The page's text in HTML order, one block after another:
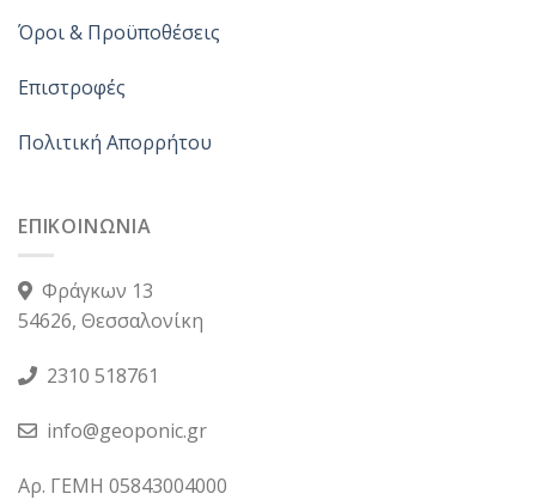
Όροι & Προϋποθέσεις
Επιστροφές
Πολιτική Απορρήτου
ΕΠΙΚΟΙΝΩΝΙΑ
Φράγκων 13
54626, Θεσσαλονίκη
2310 518761
info@geoponic.gr
Αρ. ΓΕΜΗ 05843004000